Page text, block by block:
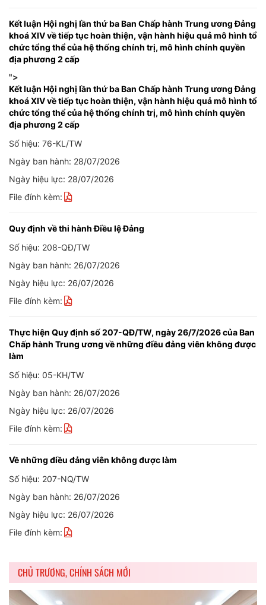
Kết luận Hội nghị lần thứ ba Ban Chấp hành Trung ương Đảng
khoá XIV về tiếp tục hoàn thiện, vận hành hiệu quả mô hình tổ
chức tổng thể của hệ thống chính trị, mô hình chính quyền
địa phương 2 cấp
">
Kết luận Hội nghị lần thứ ba Ban Chấp hành Trung ương Đảng
khoá XIV về tiếp tục hoàn thiện, vận hành hiệu quả mô hình tổ
chức tổng thể của hệ thống chính trị, mô hình chính quyền
địa phương 2 cấp
Số hiệu: 76-KL/TW
Ngày ban hành: 28/07/2026
Ngày hiệu lực: 28/07/2026
File đính kèm:
Quy định về thi hành Điều lệ Đảng
Số hiệu: 208-QĐ/TW
Ngày ban hành: 26/07/2026
Ngày hiệu lực: 26/07/2026
File đính kèm:
Thực hiện Quy định số 207-QĐ/TW, ngày 26/7/2026 của Ban
Chấp hành Trung ương về những điều đảng viên không được
làm
Số hiệu: 05-KH/TW
Ngày ban hành: 26/07/2026
Ngày hiệu lực: 26/07/2026
File đính kèm:
Về những điều đảng viên không được làm
Số hiệu: 207-NQ/TW
Ngày ban hành: 26/07/2026
Ngày hiệu lực: 26/07/2026
File đính kèm:
CHỦ TRƯƠNG, CHÍNH SÁCH MỚI